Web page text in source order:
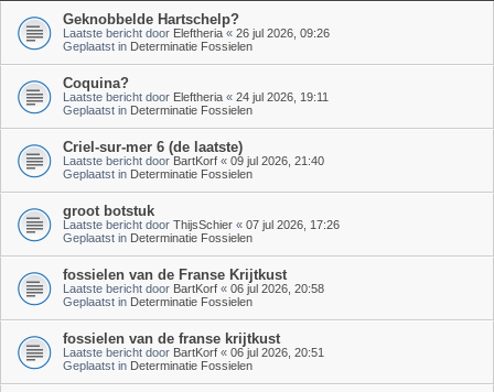
Geknobbelde Hartschelp?
Laatste bericht door Eleftheria « 26 jul 2026, 09:26
Geplaatst in Determinatie Fossielen
Coquina?
Laatste bericht door Eleftheria « 24 jul 2026, 19:11
Geplaatst in Determinatie Fossielen
Criel-sur-mer 6 (de laatste)
Laatste bericht door BartKorf « 09 jul 2026, 21:40
Geplaatst in Determinatie Fossielen
groot botstuk
Laatste bericht door ThijsSchier « 07 jul 2026, 17:26
Geplaatst in Determinatie Fossielen
fossielen van de Franse Krijtkust
Laatste bericht door BartKorf « 06 jul 2026, 20:58
Geplaatst in Determinatie Fossielen
fossielen van de franse krijtkust
Laatste bericht door BartKorf « 06 jul 2026, 20:51
Geplaatst in Determinatie Fossielen